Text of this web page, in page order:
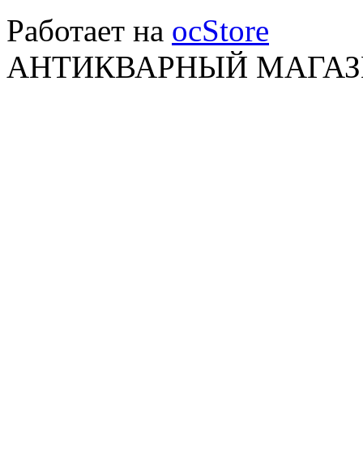
Работает на ocStore
АНТИКВАРНЫЙ